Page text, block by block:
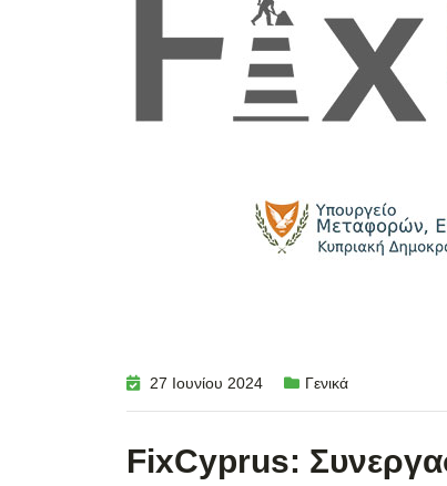
27 Ιουνίου 2024 Γενικά
FixCyprus: